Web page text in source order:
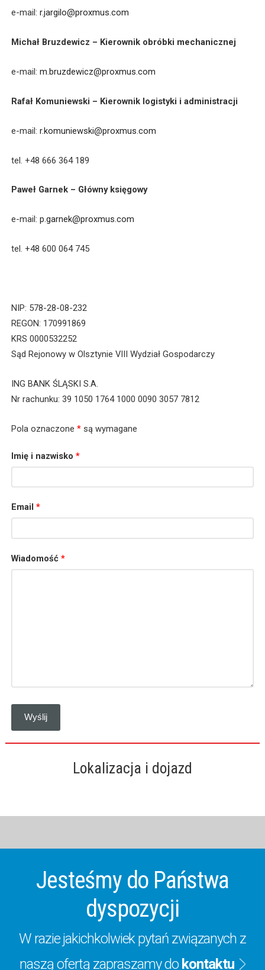
e-mail: r.jargilo@proxmus.com
Michał Bruzdewicz – Kierownik obróbki mechanicznej
e-mail: m.bruzdewicz@proxmus.com
Rafał Komuniewski – Kierownik logistyki i administracji
e-mail: r.komuniewski@proxmus.com
tel. +48 666 364 189
Paweł Garnek – Główny księgowy
e-mail: p.garnek@proxmus.com
tel. +48 600 064 745
NIP: 578-28-08-232
REGON: 170991869
KRS 0000532252
Sąd Rejonowy w Olsztynie VIII Wydział Gospodarczy
ING BANK ŚLĄSKI S.A.
Nr rachunku: 39 1050 1764 1000 0090 3057 7812
Pola oznaczone *są wymagane
Imię i nazwisko *
Email *
Wiadomość *
Lokalizacja i dojazd
Jesteśmy do Państwa
dyspozycji
W razie jakichkolwiek pytań związanych z
naszą ofertą zapraszamy do kontaktu